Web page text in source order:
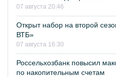
07 августа 20:46
Открыт набор на второй
ВТБ»
07 августа 16:30
Россельхозбанк повысил
по накопительным счетам